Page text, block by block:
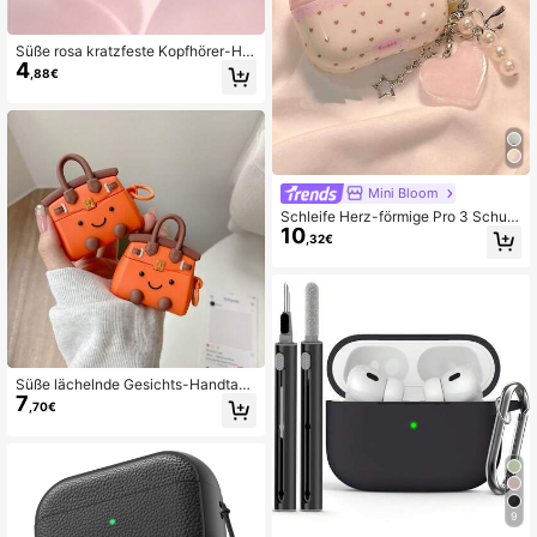
Süße rosa kratzfeste Kopfhörer-Hül
le, geeignet für kabellose Bluetooth
-Kopfhörer, Apple 2 Soft Cover
4 ,88€
Süße lächelnde Gesichts-Handtasc
he & Kopfhörertasche
7 ,70€
Mini Bloom
Schleife Herz-förmige Pro 3 Schutz
hülle, geeignet für New 3, 2, Pro 2,
weiches feminines Design
10 ,32€
9